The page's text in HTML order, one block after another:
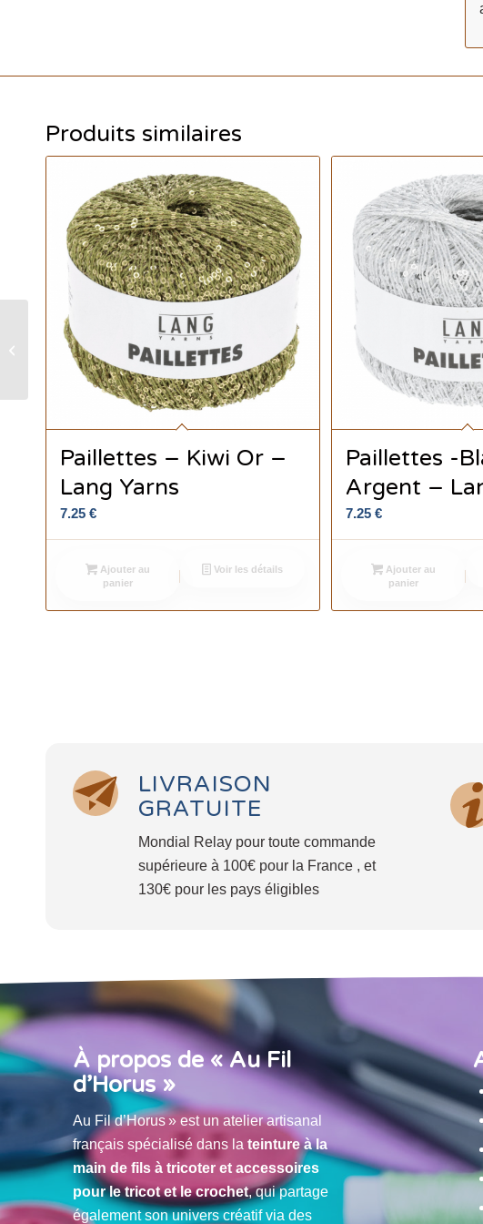
Produits similaires
Paillettes – Kiwi Or –
Lang Yarns
7.25 €
Ajouter au
panier
Voir les détails
Paillettes -
Argent –
7.25€
Ajouter au
panier
LIVRAISON
GRATUITE
Mondial Relay pour toute commande
supérieure à 100€ pour la France , et
130€ pour les pays éligibles
À propos de « Au Fil
d’Horus »
Au Fil d’Horus » est un atelier artisanal
français spécialisé dans la teinture à la
main de fils à tricoter et accessoires
pour le tricot et le crochet, qui partage
également son univers créatif via des
Paillettes – Bleu acier –
Lang yarns